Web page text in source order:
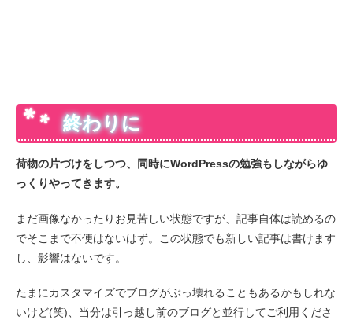
終わりに
荷物の片づけをしつつ、同時にWordPressの勉強もしながらゆ
っくりやってきます。
まだ画像なかったりお見苦しい状態ですが、記事自体は読めるの
でそこまで不便はないはず。この状態でも新しい記事は書けます
し、影響はないです。
たまにカスタマイズでブログがぶっ壊れることもあるかもしれな
いけど(笑)、当分は引っ越し前のブログと並行してご利用くださ